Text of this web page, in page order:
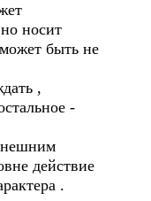
носит
быть не
,
-
действие
.